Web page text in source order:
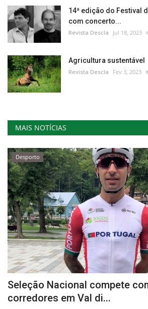
14ª edição do Festival
com concerto...
Revista Descla Jul 18, 2023
Agricultura sustentável
Revista Descla Fev 3, 2023
MAIS NOTÍCIAS
Desporto
Seleção Nacional compete
corredores em Val di...